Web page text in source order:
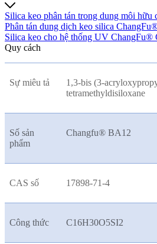
Silica keo phân tán trong dung môi
Phân tán dung dịch keo silica
Silica keo cho hệ thống UV ChangFu®
Quy cách
Sự miêu tả
1,3-bis (3-
tetramethyldisiloxane
Số sản
phẩm
Changfu® BA12
CAS số 17898-71-4
Công thức C16H30O5SI2